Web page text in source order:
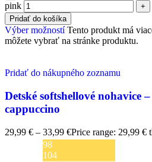
pink
Pridať do košíka
Výber možností Tento produkt má
môžete vybrať na stránke produktu.
Pridať do nákupného zoznamu
Detské softshellové nohavice
cappuccino
29,99 € – 33,99 €Price range: 29,99 €
98
104